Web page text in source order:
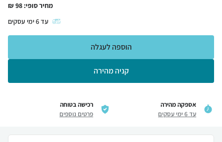
מחיר סופי: 98
₪
עד6ימי עסקים
קניה מהירה
הוספה לעגלה
אספקה מהירה
עד 6 ימי עסקים
רכישה בטוחה
פרטים נוספים